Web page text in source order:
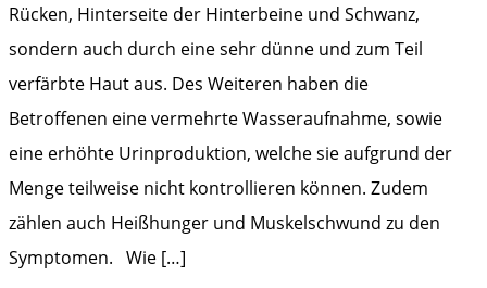
Rücken, Hinterseite der Hinterbeine und Schwanz,
sondern auch durch eine sehr dünne und zum Teil
verfärbte Haut aus. Des Weiteren haben die
Betroffenen eine vermehrte Wasseraufnahme, sowie
eine erhöhte Urinproduktion, welche sie aufgrund der
Menge teilweise nicht kontrollieren können. Zudem
zählen auch Heißhunger und Muskelschwund zu den
Symptomen. Wie […]